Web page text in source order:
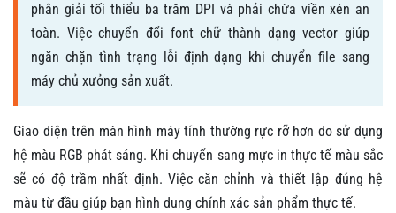
phân giải tối thiểu ba trăm DPI và phải chừa viền xén an
toàn. Việc chuyển đổi font chữ thành dạng vector giúp
ngăn chặn tình trạng lỗi định dạng khi chuyển file sang
máy chủ xưởng sản xuất.
Giao diện trên màn hình máy tính thường rực rỡ hơn do sử dụng
hệ màu RGB phát sáng. Khi chuyển sang mực in thực tế màu sắc
sẽ có độ trầm nhất định. Việc căn chỉnh và thiết lập đúng hệ
màu từ đầu giúp bạn hình dung chính xác sản phẩm thực tế.